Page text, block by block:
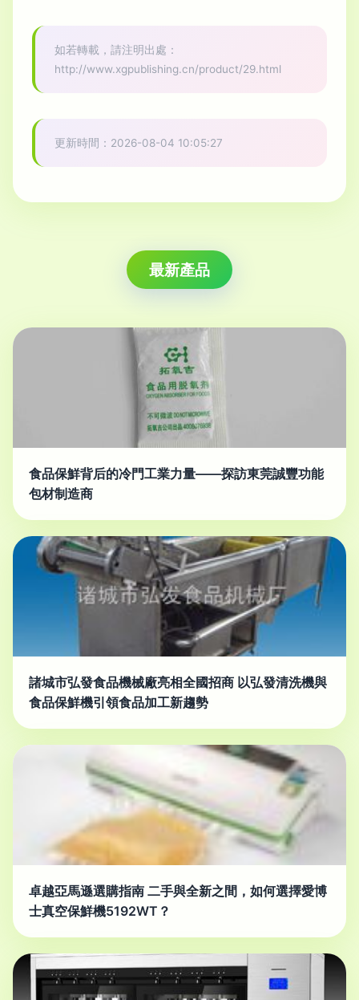
如若轉載，請注明出處：
http://www.xgpublishing.cn/product/29.html
更新時間：2026-08-04 10:05:27
最新產品
食品保鮮背后的冷門工業力量——探訪東莞誠豐功能
包材制造商
諸城市弘發食品機械廠亮相全國招商 以弘發清洗機與
食品保鮮機引領食品加工新趨勢
卓越亞馬遜選購指南 二手與全新之間，如何選擇愛博
士真空保鮮機5192WT？